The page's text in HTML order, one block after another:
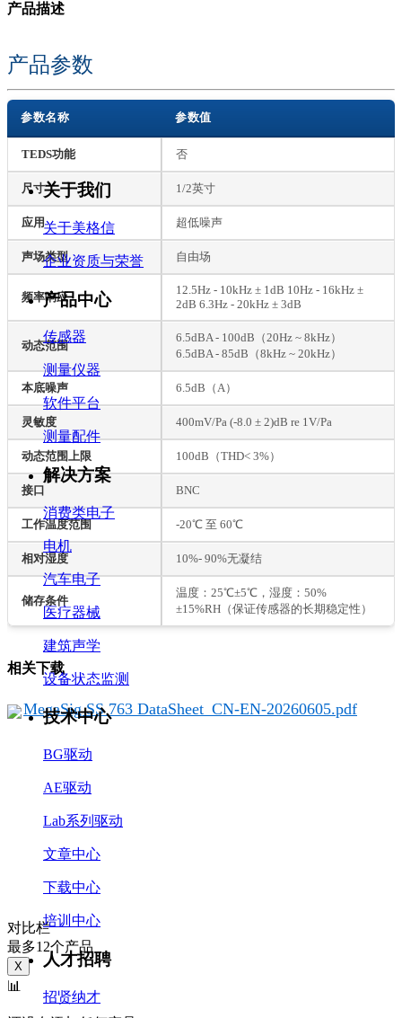
产品描述
产品参数
参数名称 参数值
TEDS功能 否
尺寸 1/2英寸
应用 超低噪声
声场类型 自由场
频率响应
12.5Hz - 10kHz ± 1dB 10Hz - 16kHz ±
2dB 6.3Hz - 20kHz ± 3dB
动态范围
6.5dBA - 100dB（20Hz ~ 8kHz）
6.5dBA - 85dB（8kHz ~ 20kHz）
本底噪声 6.5dB（A）
灵敏度 400mV/Pa (-8.0 ± 2)dB re 1V/Pa
动态范围上限 100dB（THD< 3%）
接口 BNC
工作温度范围 -20℃ 至 60℃
相对湿度 10%- 90%无凝结
储存条件
温度：25℃±5℃，湿度：50%
±15%RH（保证传感器的长期稳定性）
相关下载
MegaSig SS 763 DataSheet_CN-EN-20260605.pdf
对比栏
最多12个产品
X
📊
关于我们
关于美格信
企业资质与荣誉
产品中心
传感器
测量仪器
软件平台
测量配件
解决方案
消费类电子
电机
汽车电子
医疗器械
建筑声学
设备状态监测
技术中心
BG驱动
AE驱动
Lab系列驱动
文章中心
下载中心
培训中心
人才招聘
招贤纳才